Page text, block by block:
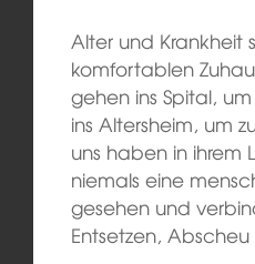
Alter und Krankheit
komfortablen
gehen ins Spital,
ins Altersheim, um
uns haben in ihrem
niemals eine
gesehen und
Entsetzen,